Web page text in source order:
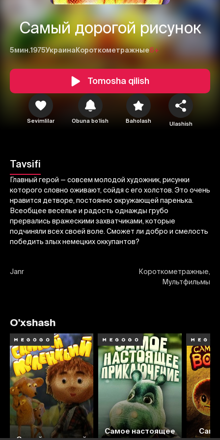
Самый дорогой рисунок
5мин.1975Украина Короткометражные6+
Tomosha qilish
Sevimlilar Obuna boʻlish Baholash Ulashish
Tavsifi
Главный герой — совсем молодой художник, рисунки
которого словно оживают, сойдя с его холстов. Это очень
нравится детворе, постоянно окружающей паренька.
Всеобщее веселье и радость однажды грубо
прервались вражескими захватчиками, которые
подчиняли всех своей воле. Сможет ли добро и смелость
победить злых немецких оккупантов?
Janr
Короткометражные,
Мультфильмы
1 2 3
O'xshash
Самое настоящее